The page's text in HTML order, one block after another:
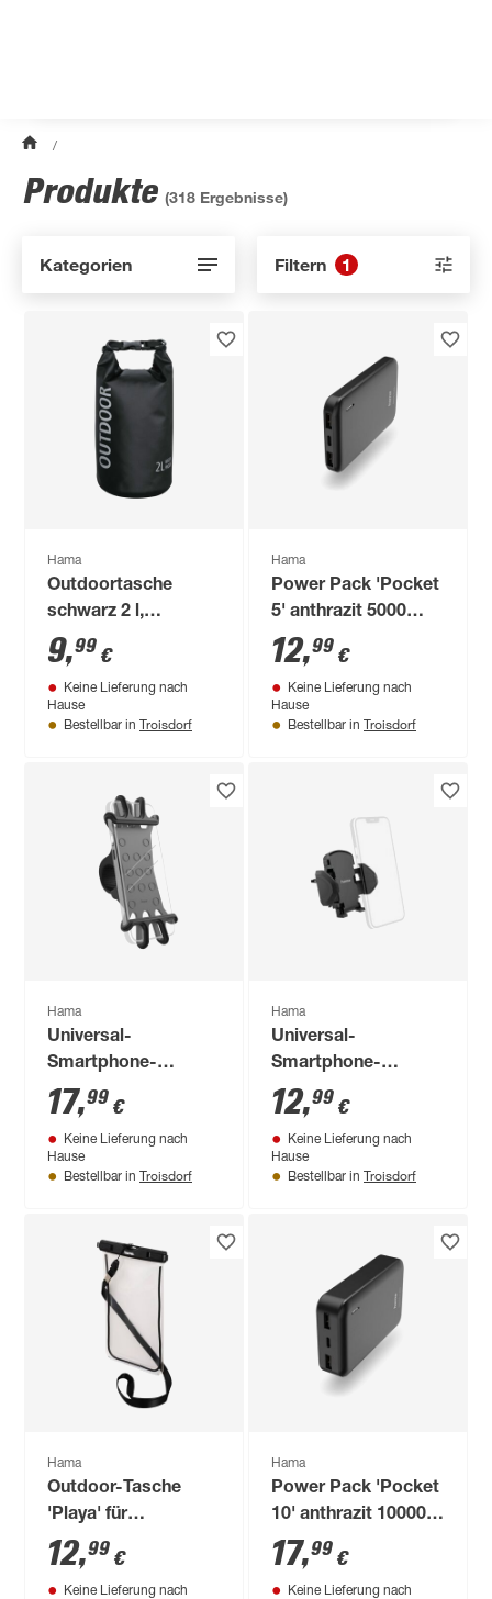
/
Produkte (318 Ergebnisse)
Kategorien Filtern 1
Hama
Outdoortasche
schwarz 2 l,
wasserdicht
9,99 €
Keine Lieferung nach
Hause
Bestellbar in Troisdorf
Hama
Power Pack 'Pocket
5' anthrazit 5000
mAh, 2 x USB-A
12,99 €
Keine Lieferung nach
Hause
Bestellbar in Troisdorf
Hama
Universal-
Smartphone-
Fahrradhalterung
'Flexible'
17,99 €
Keine Lieferung nach
Hause
Bestellbar in Troisdorf
Hama
Universal-
Smartphone-
Halterung 'Move'
12,99 €
Keine Lieferung nach
Hause
Bestellbar in Troisdorf
Hama
Outdoor-Tasche
'Playa' für
Smartphones
12,99 €
Keine Lieferung nach
Hama
Power Pack 'Pocket
10' anthrazit 10000
mAh, 2 x USB-A
17,99 €
Keine Lieferung nach